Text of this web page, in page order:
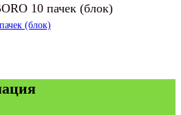
(блок)